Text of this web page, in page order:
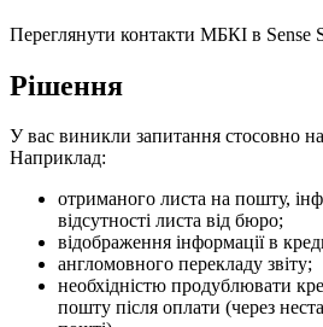
Переглянути контакти МБКІ в Sense
Рішення
У вас виникли запитання стосовно на
Наприклад:
отриманого листа на пошту, інф
відсутності листа від бюро;
відображення інформації в кред
англомовного перекладу звіту;
необхідністю продублювати кре
пошту після оплати (через неста